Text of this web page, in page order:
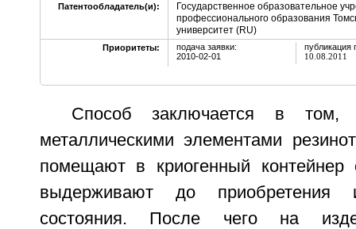
Патентообладатель(и):
Государственное образовательное
профессионального образования
университет (RU)
Приоритеты:
подача заявки:
2010-02-01
публикация
10.08.2011
Способ заключается в том,
металлическими элементами
помещают в криогенный
выдерживают до приобретения
состояния. После чего на